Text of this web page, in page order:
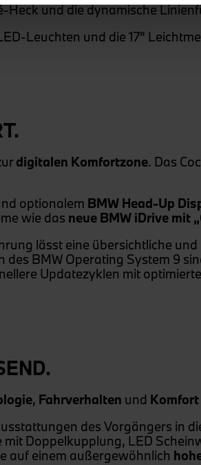
Heck und die dynamische
Leuchten und die 17"
digitalen Komfortzone. Das
optionalem BMW Head-Up
wie das neue BMW iDrive mit
lässt eine übersichtliche
BMW Operating System 9
Updatezyklen mit
, Fahrverhalten und Komfort
des Vorgängers in
Doppelkupplung, LED
auf einem außergewöhnlich